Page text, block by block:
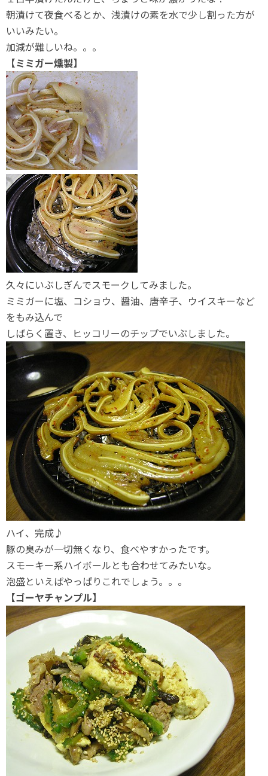
朝漬けて夜食べるとか、浅漬けの素を水で少し割った方が
いいみたい。
加減が難しいね。。。
【ミミガー燻製】
久々にいぶしぎんでスモークしてみました。
ミミガーに塩、コショウ、醤油、唐辛子、ウイスキーなど
をもみ込んで
しばらく置き、ヒッコリーのチップでいぶしました。
ハイ、完成♪
豚の臭みが一切無くなり、食べやすかったです。
スモーキー系ハイボールとも合わせてみたいな。
泡盛といえばやっぱりこれでしょう。。。
【ゴーヤチャンプル】